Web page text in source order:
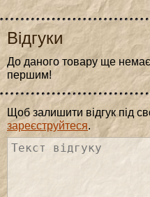
Відгуки
До даного товару ще немає
першим!
Щоб залишити відгук під
зареєструйтеся.